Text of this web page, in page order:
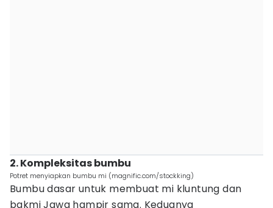
2. Kompleksitas bumbu
Potret menyiapkan bumbu mi (magnific.com/stockking)
Bumbu dasar untuk membuat mi kluntung dan
bakmi Jawa hampir sama. Keduanya